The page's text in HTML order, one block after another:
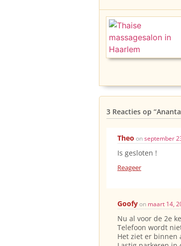
3 Reacties op
Theo onseptember
Is gesloten !
Reageer
Goofyon maart 14,
Nu al voor de 2e
Telefoon wordt
Het ziet er binnen